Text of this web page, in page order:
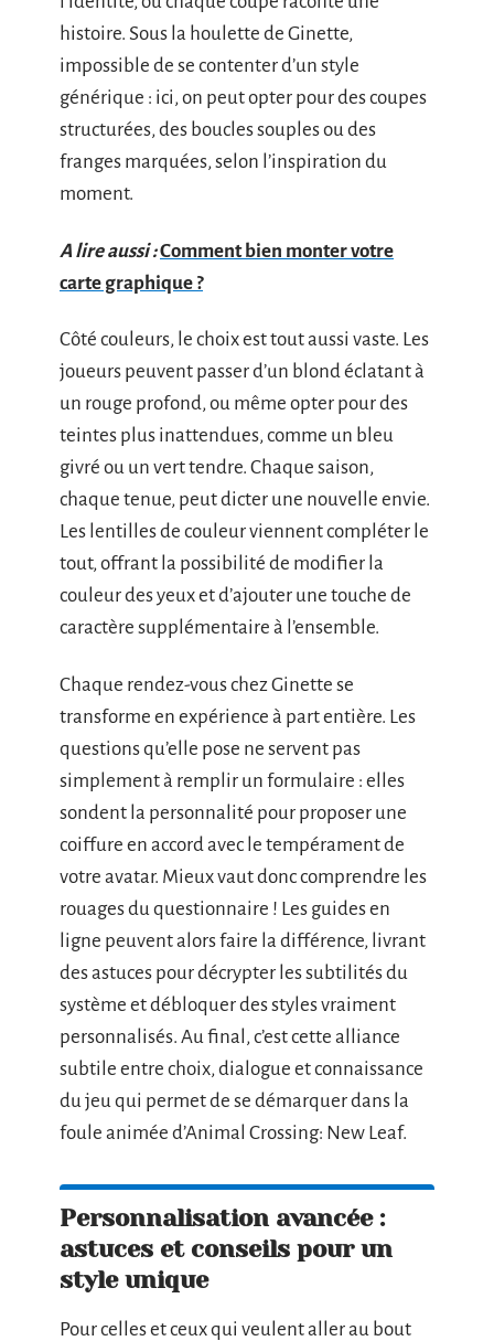
histoire. Sous la houlette de Ginette,
impossible de se contenter d’un style
générique : ici, on peut opter pour des coupes
structurées, des boucles souples ou des
franges marquées, selon l’inspiration du
moment.
A lire aussi :Comment bien monter votre
carte graphique ?
Côté couleurs, le choix est tout aussi vaste. Les
joueurs peuvent passer d’un blond éclatant à
un rouge profond, ou même opter pour des
teintes plus inattendues, comme un bleu
givré ou un vert tendre. Chaque saison,
chaque tenue, peut dicter une nouvelle envie.
Les lentilles de couleur viennent compléter le
tout, offrant la possibilité de modifier la
couleur des yeux et d’ajouter une touche de
caractère supplémentaire à l’ensemble.
Chaque rendez-vous chez Ginette se
transforme en expérience à part entière. Les
questions qu’elle pose ne servent pas
simplement à remplir un formulaire : elles
sondent la personnalité pour proposer une
coiffure en accord avec le tempérament de
votre avatar. Mieux vaut donc comprendre les
rouages du questionnaire ! Les guides en
ligne peuvent alors faire la différence, livrant
des astuces pour décrypter les subtilités du
système et débloquer des styles vraiment
personnalisés. Au final, c’est cette alliance
subtile entre choix, dialogue et connaissance
du jeu qui permet de se démarquer dans la
foule animée d’Animal Crossing: New Leaf.
Personnalisation avancée :
astuces et conseils pour un
style unique
Pour celles et ceux qui veulent aller au bout